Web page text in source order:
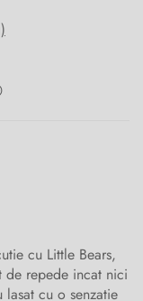
cu Little Bears,
de repede incat nici
lasat cu o senzatie